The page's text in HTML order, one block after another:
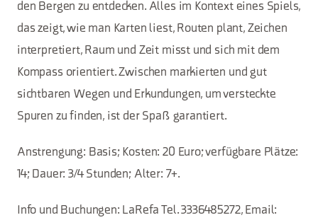
den Bergen zu entdecken. Alles im Kontext eines Spiels,
das zeigt, wie man Karten liest, Routen plant, Zeichen
interpretiert, Raum und Zeit misst und sich mit dem
Kompass orientiert. Zwischen markierten und gut
sichtbaren Wegen und Erkundungen, um versteckte
Spuren zu finden, ist der Spaß garantiert.
Anstrengung: Basis; Kosten: 20 Euro; verfügbare Plätze:
14; Dauer: 3/4 Stunden; Alter: 7+.
Info und Buchungen: LaRefa Tel. 3336485272, Email: